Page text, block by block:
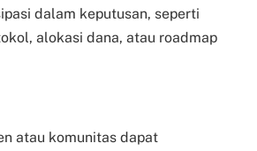
dalam keputusan, seperti
alokasi dana, atau roadmap
atau komunitas dapat